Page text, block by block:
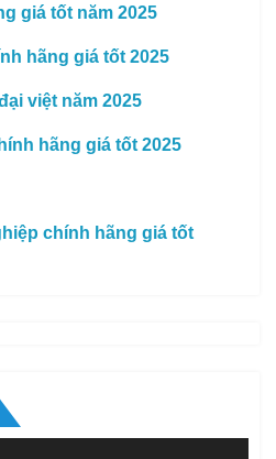
giá tốt năm 2025
hãng giá tốt 2025
việt năm 2025
hãng giá tốt 2025
chính hãng giá tốt